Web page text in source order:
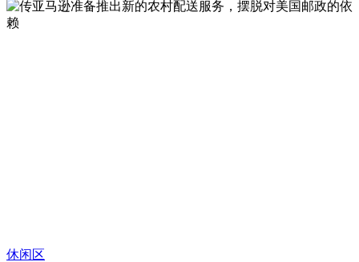
休闲区